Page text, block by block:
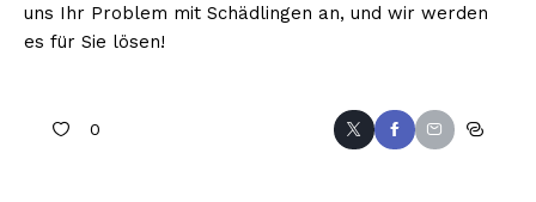
uns Ihr Problem mit Schädlingen an, und wir werden
es für Sie lösen!
0